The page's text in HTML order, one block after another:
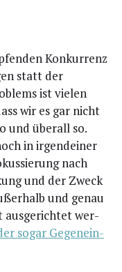
Kon­kur­renz
statt der
ist vie­len
wir es gar nicht
und über­all so.
in irgend­ei­ner
nach
und der Zweck
und genau
aus­ge­rich­tet wer­
sogar Gegen­ein­